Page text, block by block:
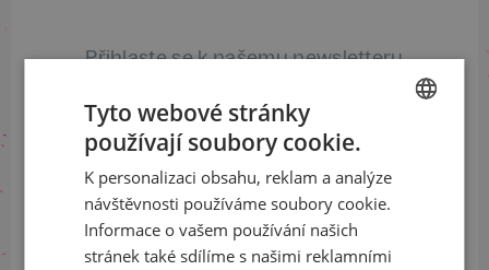
Přihlaste se k našemu newsletteru
ODEBÍRAT NEWSLETTER
Sledujte nás na sociálních sítích
ENGLISH
Tyto webové stránky
používají soubory cookie.
K personalizaci obsahu, reklam a analýze
návštěvnosti používáme soubory cookie.
Informace o vašem používání našich
stránek také sdílíme s našimi reklamními